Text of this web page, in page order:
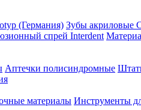
(Германия) Зубы акриловые
спрей Interdent
Аптечки полисиндромные
материалы Инструменты